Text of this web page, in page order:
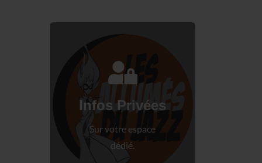
Infos Privées
Sur votre espace
dédié.
Connectez-vous
à votre espace privé.